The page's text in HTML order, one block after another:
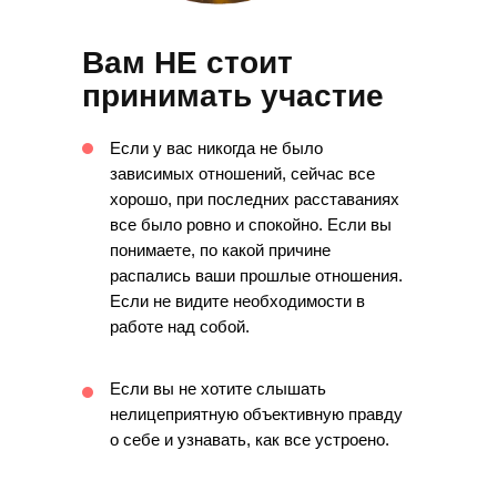
Вам НЕ стоит
принимать участие
Если у вас никогда не было
зависимых отношений, сейчас все
хорошо, при последних расставаниях
все было ровно и спокойно. Если вы
понимаете, по какой причине
распались ваши прошлые отношения.
Если не видите необходимости в
работе над собой.
Если вы не хотите слышать
нелицеприятную объективную правду
о себе и узнавать, как все устроено.